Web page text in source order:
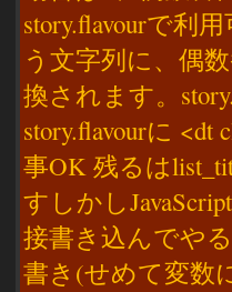
story.flavourで利
う文字列に、偶
換されます。
story.flavourに <dt
事OK 残るは
すしかし
接書き込んでや
書き(せめて変数